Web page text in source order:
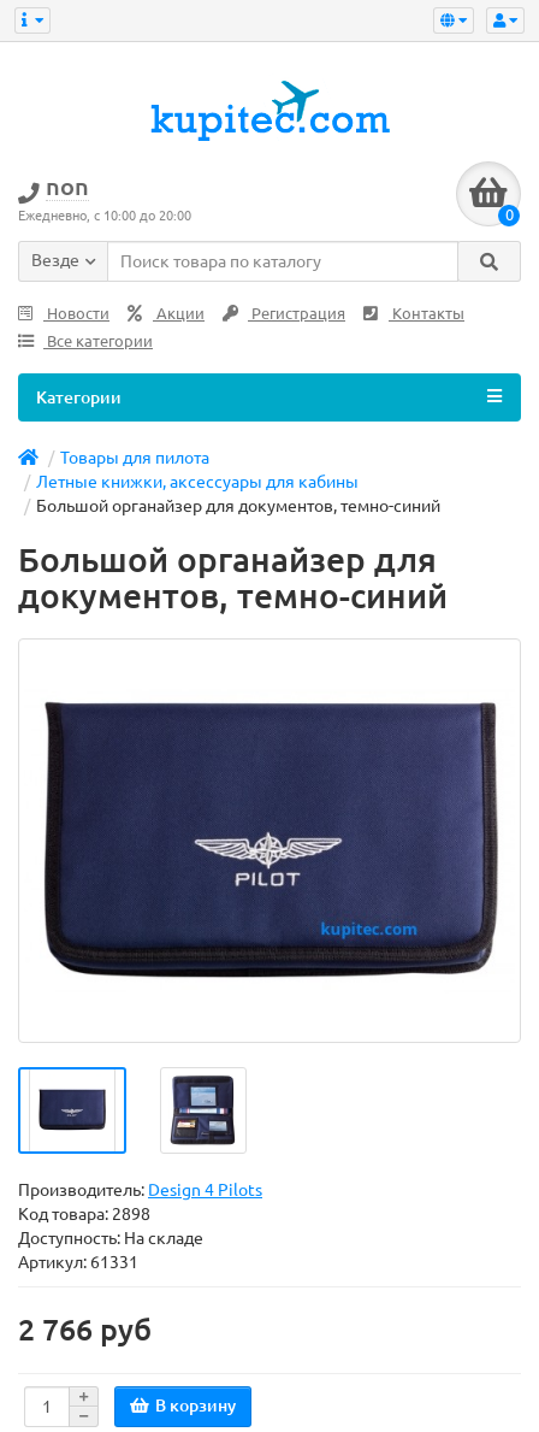
non
Ежедневно, с 10:00 до 20:00 0
Везде
Новости Акции Регистрация
Контакты
Все категории
Категории
Товары для пилота
Летные книжки, аксессуары для кабины
Большой органайзер для документов, темно-синий
Большой органайзер для
документов, темно-синий
Производитель: Design 4 Pilots
Код товара: 2898
Доступность: На складе
Артикул: 61331
2 766 руб
В корзину